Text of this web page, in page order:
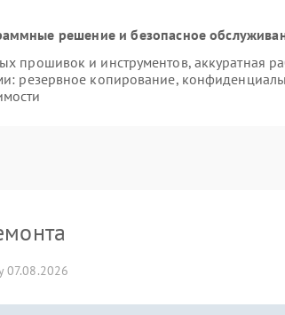
решение и безопасное
прошивок и инструментов, аккуратная
резервное копирование,
07.08.2026